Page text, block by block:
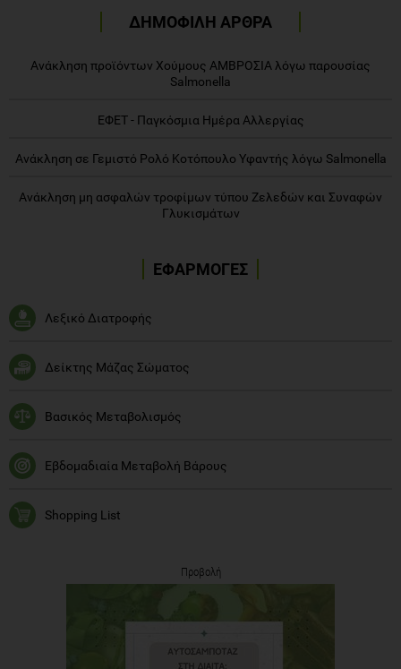
ΔΗΜΟΦΙΛΗ ΑΡΘΡΑ
Ανάκληση προϊόντων Χούμους ΑΜΒΡΟΣΙΑ λόγω παρουσίας
Salmonella
ΕΦΕΤ - Παγκόσμια Ημέρα Αλλεργίας
Ανάκληση σε Γεμιστό Ρολό Κοτόπουλο Υφαντής λόγω Salmonella
Ανάκληση μη ασφαλών τροφίμων τύπου Ζελεδών και Συναφών
Γλυκισμάτων
ΕΦΑΡΜΟΓΕΣ
Λεξικό Διατροφής
Δείκτης Μάζας Σώματος
Βασικός Μεταβολισμός
Εβδομαδιαία Μεταβολή Βάρους
Shopping List
Προβολή